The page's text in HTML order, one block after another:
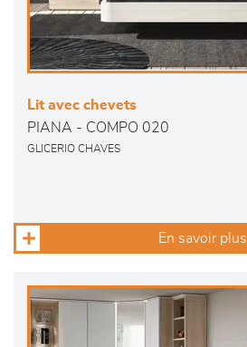
Lit avec chevets
PIANA - COMPO 020
GLICERIO CHAVES
En savoir plus